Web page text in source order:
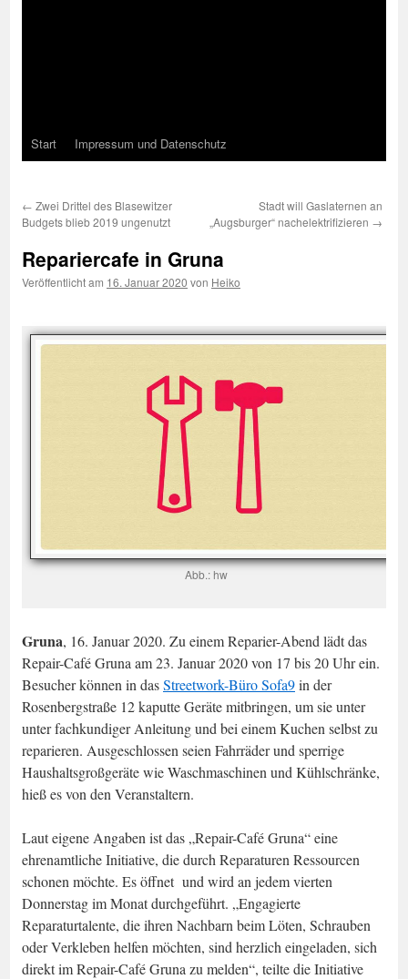
Start Impressum und Datenschutz
← Zwei Drittel des Blasewitzer
Budgets blieb 2019 ungenutzt
Stadt will Gaslaternen an
„Augsburger“ nachelektrifizieren →
Repariercafe in Gruna
Veröffentlicht am 16. Januar 2020 von Heiko
Abb.: hw
Gruna, 16. Januar 2020. Zu einem Reparier-Abend lädt das
Repair-Café Gruna am 23. Januar 2020 von 17 bis 20 Uhr ein.
Besucher können in dasStreetwork-Büro Sofa9in der
Rosenbergstraße 12 kaputte Geräte mitbringen, um sie unter
unter fachkundiger Anleitung und bei einem Kuchen selbst zu
reparieren. Ausgeschlossen seien Fahrräder und sperrige
Haushaltsgroßgeräte wie Waschmaschinen und Kühlschränke,
hieß es von den Veranstaltern.
Laut eigene Angaben ist das „Repair-Café Gruna“ eine
ehrenamtliche Initiative, die durch Reparaturen Ressourcen
schonen möchte. Es öffnet und wird an jedem vierten
Donnerstag im Monat durchgeführt. „Engagierte
Reparaturtalente, die ihren Nachbarn beim Löten, Schrauben
oder Verkleben helfen möchten, sind herzlich eingeladen, sich
direkt im Repair-Café Gruna zu melden“, teilte die Initiative